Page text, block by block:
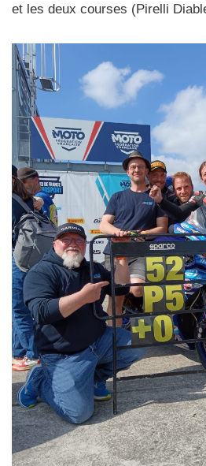
et les deux courses (Pirelli